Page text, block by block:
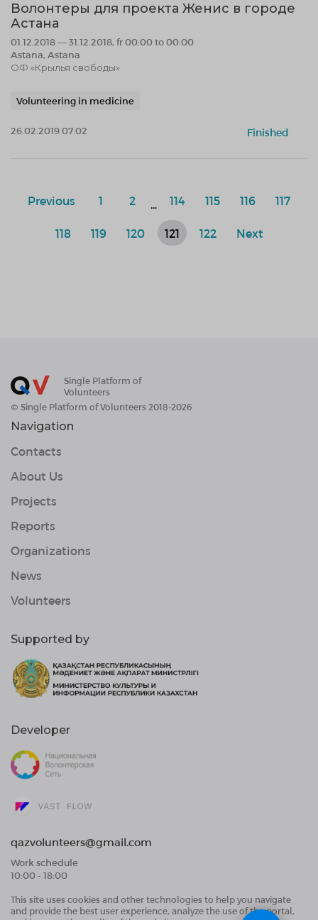
Волонтеры для проекта Женис в городе
Астана
01.12.2018 — 31.12.2018, fr 00:00 to 00:00
Astana, Astana
ОФ «Крылья свободы»
Volunteering in medicine
26.02.2019 07:02 Finished
Previous 1 2 114 115 116 117
118 119 120 121 122 Next
Single Platform of
Volunteers
© Single Platform of Volunteers 2018-2026
Navigation
Contacts
About Us
Projects
Reports
Organizations
News
Volunteers
Supported by
Developer
qazvolunteers@gmail.com
Work schedule
10:00 - 18:00
Public Offer Agreement
This site uses cookies and other technologies to help you navigate
and provide the best user experience, analyze the use of the portal,